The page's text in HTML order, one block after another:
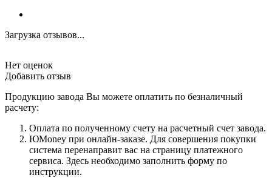
Загрузка отзывов...
Нет оценок
Добавить отзыв
Продукцию завода Вы можете оплатить по безналичный
расчету:
Оплата по полученному счету на расчетный счет завода.
ЮMoney при онлайн-заказе. Для совершения покупки
система перенаправит вас на страницу платежного
сервиса. Здесь необходимо заполнить форму по
инструкции.